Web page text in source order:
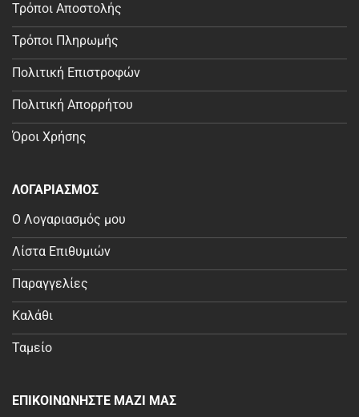
Τρόποι Αποστολής
Τρόποι Πληρωμής
Πολιτική Επιστροφών
Πολιτική Απορρήτου
Όροι Χρήσης
ΛΟΓΑΡΙΑΣΜΟΣ
Ο Λογαριασμός μου
Λίστα Επιθυμιών
Παραγγελίες
Καλάθι
Ταμείο
ΕΠΙΚΟΙΝΩΝΗΣΤΕ ΜΑΖΙ ΜΑΣ